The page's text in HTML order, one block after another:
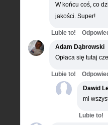
W końcu coś, co
jakości. Super!
Lubie to!
Adam Dąbrowski
Opłaca się tutaj
Lubie to!
Dawid
mi
Lubie to!